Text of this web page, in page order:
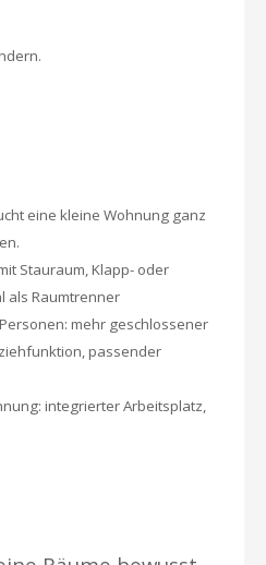
eine kleine Wohnung ganz
Stauraum, Klapp- oder
als Raumtrenner
mehr geschlossener
passender
integrierter Arbeitsplatz,